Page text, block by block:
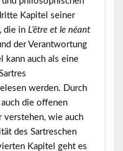
Kapitel seiner
die in L’être et le néant
der Verantwortung
kann auch als eine
werden. Durch
die offenen
verstehen, wie auch
des Sartreschen
Kapitel geht es